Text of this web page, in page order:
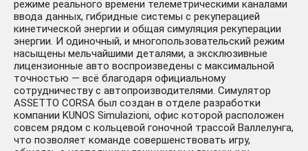
ASSETTO CORSA /
ULTIMATE (STEAM) 0%
КАРТОЙ + ПОДАРОК
-511 руб.
режиме реального времени телеметрическими каналами
ввода данных, гибридные системы с рекуперацией
кинетической энергии и общая симуляция рекуперации
энергии. И одиночный, и многопользовательский режим
насыщены мельчайшими деталями, а эксклюзивные
лицензионные авто воспроизведены с максимальной
точностью — всё благодаря официальному
сотрудничеству с автопроизводителями. Симулятор
ASSETTO CORSA был создан в отделе разработки
компании KUNOS Simulazioni, офис которой расположен
совсем рядом с кольцевой гоночной трассой Валлелунга,
что позволяет команде совершенствовать игру,